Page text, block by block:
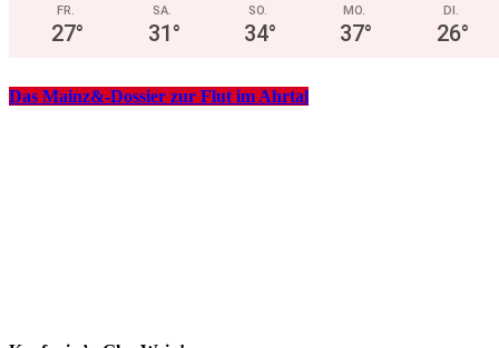
FR.
27°
SA.
31°
SO.
34°
MO.
37°
DI.
26°
Das Mainz&-Dossier zur Flut im Ahrtal